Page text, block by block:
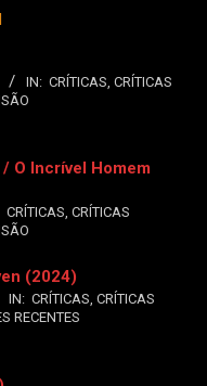
IN: CRÍTICAS, CRÍTICAS
O Incrível Homem
CRÍTICAS, CRÍTICAS
(2024)
IN: CRÍTICAS, CRÍTICAS
RECENTES